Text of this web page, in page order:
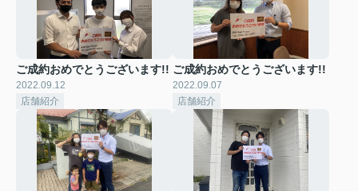
ご成約おめでとうございます!!
2022.09.12
店舗紹介
ご成約おめでとうございます!!
2022.09.07
店舗紹介